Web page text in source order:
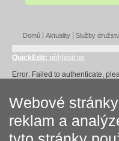
Domů Aktuality Služby
QuickEdit: přihlásit se
Error: Failed to authenticate,
Webové
reklam a